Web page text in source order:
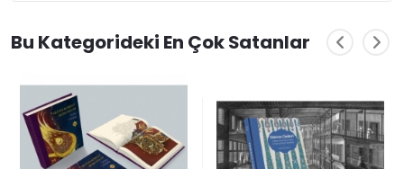
Bu Kategorideki En Çok Satanlar